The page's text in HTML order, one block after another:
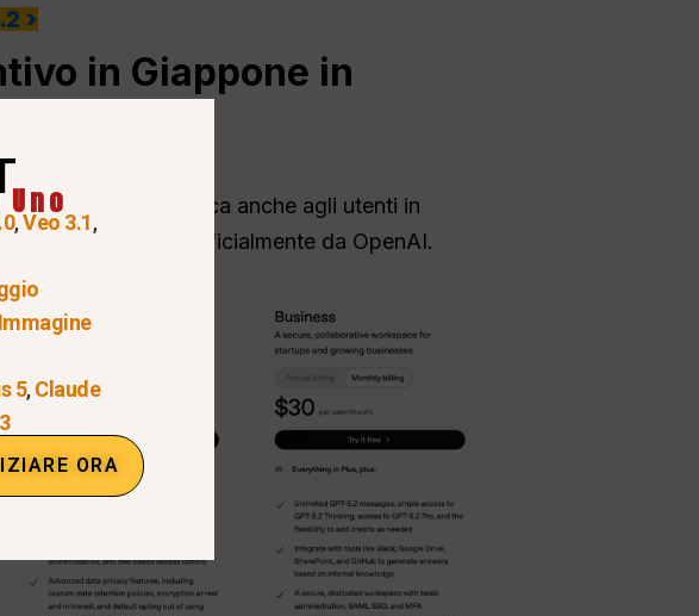
>
in Giappone in
prezzo si applica anche agli utenti in
annunciati ufficialmente da OpenAI.
,Veo 3.1,
Immagine
5,Claude
ORA